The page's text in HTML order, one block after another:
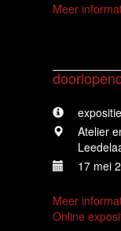
Meer
Atelier
17 mei
Meer
Online